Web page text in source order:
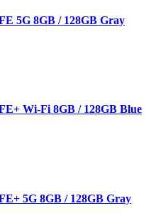
5G 8GB / 128GB Gray
Wi-Fi 8GB / 128GB Blue
5G 8GB / 128GB Gray